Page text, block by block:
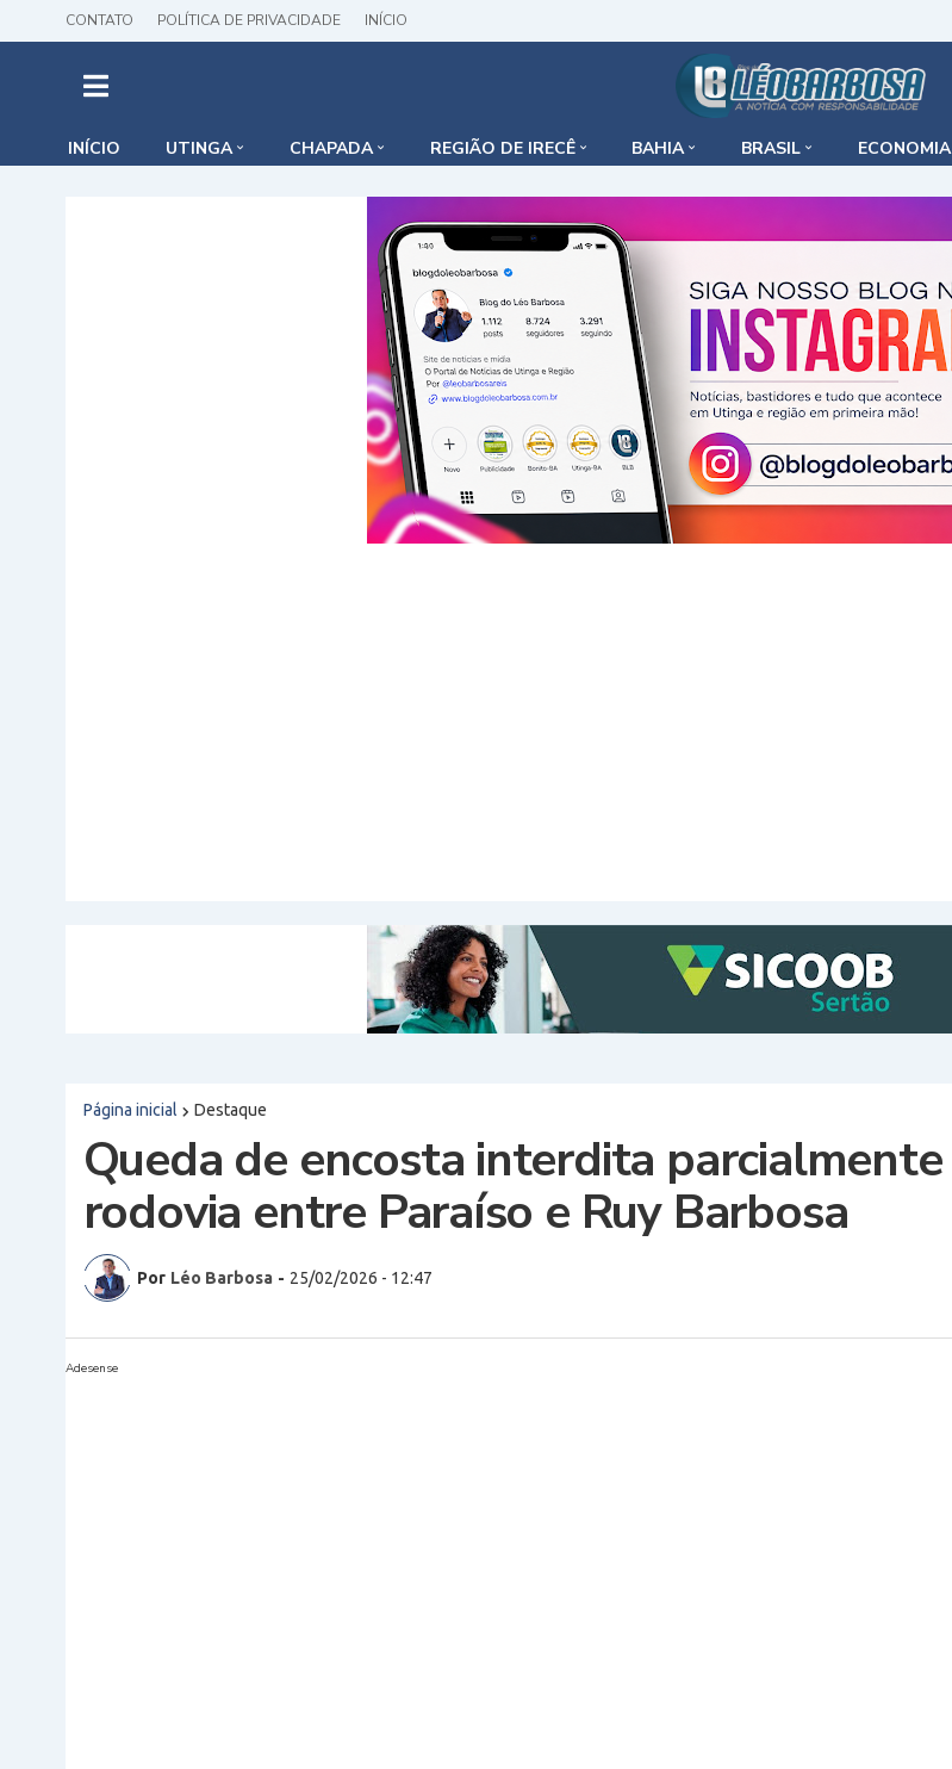
CONTATO POLÍTICA DE PRIVACIDADE INÍCIO
INÍCIO UTINGA CHAPADA REGIÃO DE IRECÊ BAHIA BRASIL ECONOMIA
Página inicial Destaque
Queda de encosta interdita parcialmente
rodovia entre Paraíso e Ruy Barbosa
Por Léo Barbosa - 25/02/2026 - 12:47
Adesense